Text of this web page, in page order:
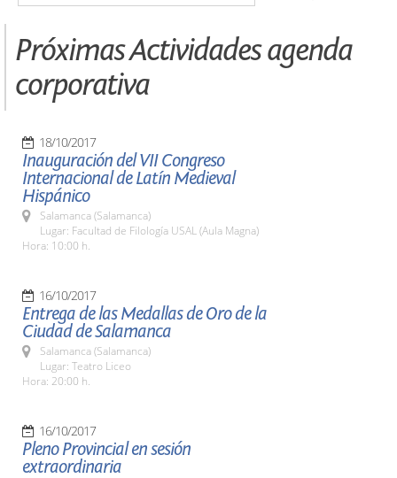
Próximas Actividades agenda
corporativa
18/10/2017
Inauguración del VII Congreso
Internacional de Latín Medieval
Hispánico
Salamanca (Salamanca)
Lugar: Facultad de Filología USAL (Aula Magna)
Hora: 10:00 h.
16/10/2017
Entrega de las Medallas de Oro de la
Ciudad de Salamanca
Salamanca (Salamanca)
Lugar: Teatro Liceo
Hora: 20:00 h.
16/10/2017
Pleno Provincial en sesión
extraordinaria